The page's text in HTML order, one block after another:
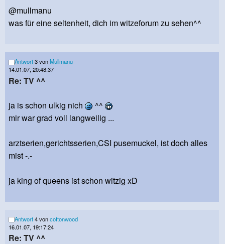
@mullmanu
was für eine seltenheit, dich im witzeforum zu sehen^^
Antwort3 vonMullmanu
14.01.07, 20:48:37
Re: TV ^^
ja is schon ulkig nich
^^
mir war grad voll langweilig ...
arztserien,gerichtsserien,CSI pusemuckel, ist doch alles
mist -.-
ja king of queens ist schon witzig xD
Antwort4 voncottonwood
16.01.07, 19:17:24
Re: TV ^^